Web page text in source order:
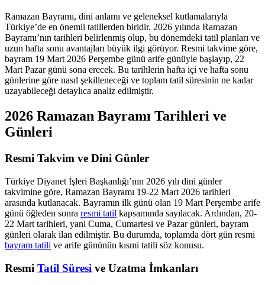
Ramazan Bayramı, dini anlamı ve geleneksel kutlamalarıyla
Türkiye’de en önemli tatillerden biridir. 2026 yılında Ramazan
Bayramı’nın tarihleri belirlenmiş olup, bu dönemdeki tatil planları ve
uzun hafta sonu avantajları büyük ilgi görüyor. Resmi takvime göre,
bayram 19 Mart 2026 Perşembe günü arife günüyle başlayıp, 22
Mart Pazar günü sona erecek. Bu tarihlerin hafta içi ve hafta sonu
günlerine göre nasıl şekilleneceği ve toplam tatil süresinin ne kadar
uzayabileceği detaylıca analiz edilmiştir.
2026 Ramazan Bayramı Tarihleri ve
Günleri
Resmi Takvim ve Dini Günler
Türkiye Diyanet İşleri Başkanlığı’nın 2026 yılı dini günler
takvimine göre, Ramazan Bayramı 19-22 Mart 2026 tarihleri
arasında kutlanacak. Bayramın ilk günü olan 19 Mart Perşembe arife
günü öğleden sonra resmi tatil kapsamında sayılacak. Ardından, 20-
22 Mart tarihleri, yani Cuma, Cumartesi ve Pazar günleri, bayram
günleri olarak ilan edilmiştir. Bu durumda, toplamda dört gün resmi
bayram tatili ve arife gününün kısmi tatili söz konusu.
Resmi Tatil Süresi ve Uzatma İmkanları